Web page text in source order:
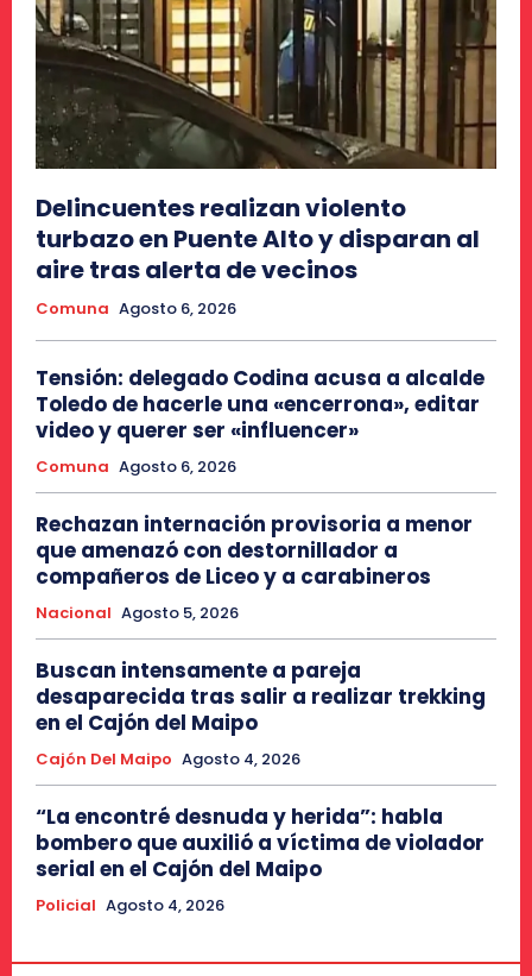
Delincuentes realizan violento
turbazo en Puente Alto y disparan al
aire tras alerta de vecinos
Comuna Agosto 6, 2026
Tensión: delegado Codina acusa a alcalde
Toledo de hacerle una «encerrona», editar
video y querer ser «influencer»
Comuna Agosto 6, 2026
Rechazan internación provisoria a menor
que amenazó con destornillador a
compañeros de Liceo y a carabineros
Nacional Agosto 5, 2026
Buscan intensamente a pareja
desaparecida tras salir a realizar trekking
en el Cajón del Maipo
Cajón Del Maipo Agosto 4, 2026
“La encontré desnuda y herida”: habla
bombero que auxilió a víctima de violador
serial en el Cajón del Maipo
Policial Agosto 4, 2026